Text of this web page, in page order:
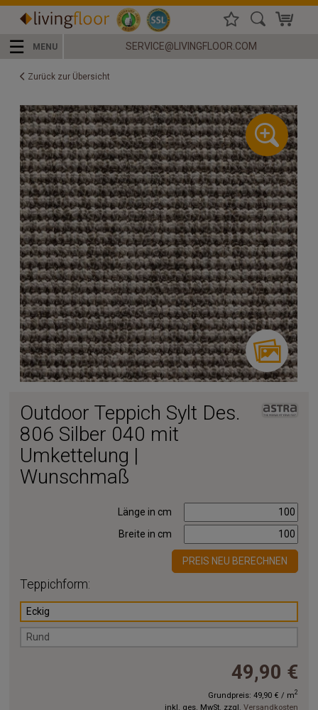
☰ MENU SERVICE@LIVINGFLOOR.COM
Zurück zur Übersicht
Outdoor Teppich Sylt Des.
806 Silber 040 mit
Umkettelung |
Wunschmaß
Länge in cm
Breite in cm
PREIS NEU BERECHNEN
Teppichform:
Eckig
Rund
49,90 €
Grundpreis: 49,90 € / m2
inkl. ges. MwSt. zzgl. Versandkosten